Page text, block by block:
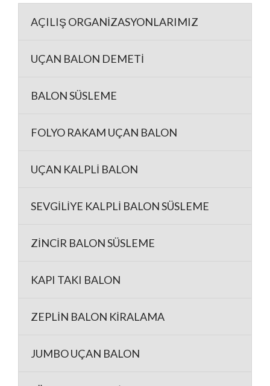
AÇILIŞ ORGANİZASYONLARIMIZ
UÇAN BALON DEMETİ
BALON SÜSLEME
FOLYO RAKAM UÇAN BALON
UÇAN KALPLİ BALON
SEVGİLİYE KALPLİ BALON SÜSLEME
ZİNCİR BALON SÜSLEME
KAPI TAKI BALON
ZEPLİN BALON KİRALAMA
JUMBO UÇAN BALON